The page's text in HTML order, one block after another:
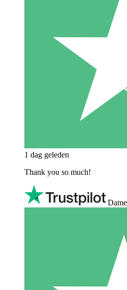
1 dag geleden
Thank you so much!